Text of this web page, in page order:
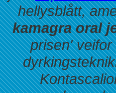
hellysblått,
kamagra oral
prisen' veifor